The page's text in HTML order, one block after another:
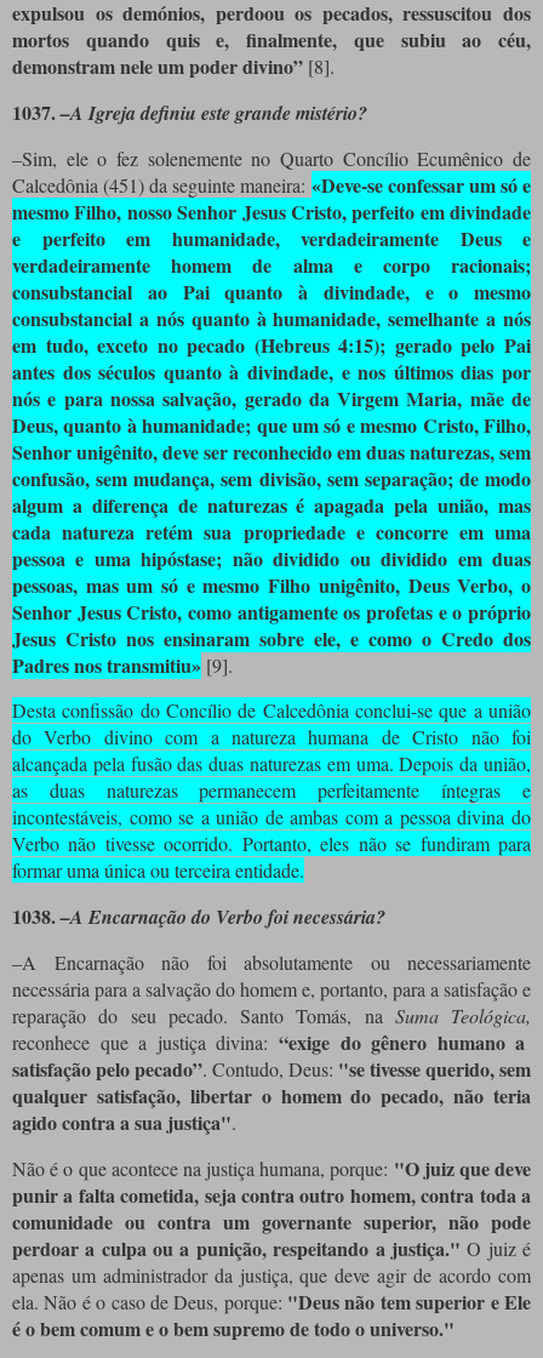
expulsou os demónios, perdoou os pecados, ressuscitou dos
mortos quando quis e, finalmente, que subiu ao céu,
demonstram nele um poder divino” [8].
1037.–A Igreja definiu este grande mistério?
–Sim, ele o fez solenemente no Quarto Concílio Ecumênico de
Calcedônia (451) da seguinte maneira: «Deve-se confessar um só e
mesmo Filho, nosso Senhor Jesus Cristo, perfeito em divindade
e perfeito em humanidade, verdadeiramente Deus e
verdadeiramente homem de alma e corpo racionais;
consubstancial ao Pai quanto à divindade, e o mesmo
consubstancial a nós quanto à humanidade, semelhante a nós
em tudo, exceto no pecado (Hebreus 4:15); gerado pelo Pai
antes dos séculos quanto à divindade, e nos últimos dias por
nós e para nossa salvação, gerado da Virgem Maria, mãe de
Deus, quanto à humanidade; que um só e mesmo Cristo, Filho,
Senhor unigênito, deve ser reconhecido em duas naturezas, sem
confusão, sem mudança, sem divisão, sem separação; de modo
algum a diferença de naturezas é apagada pela união, mas
cada natureza retém sua propriedade e concorre em uma
pessoa e uma hipóstase; não dividido ou dividido em duas
pessoas, mas um só e mesmo Filho unigênito, Deus Verbo, o
Senhor Jesus Cristo, como antigamente os profetas e o próprio
Jesus Cristo nos ensinaram sobre ele, e como o Credo dos
Padres nos transmitiu» [9].
Desta confissão do Concílio de Calcedônia conclui-se que a união
do Verbo divino com a natureza humana de Cristo não foi
alcançada pela fusão das duas naturezas em uma. Depois da união,
as duas naturezas permanecem perfeitamente íntegras e
incontestáveis, como se a união de ambas com a pessoa divina do
Verbo não tivesse ocorrido. Portanto, eles não se fundiram para
formar uma única ou terceira entidade.
1038.–A Encarnação do Verbo foi necessária?
–A Encarnação não foi absolutamente ou necessariamente
necessária para a salvação do homem e, portanto, para a satisfação e
reparação do seu pecado. Santo Tomás, na Suma Teológica,
reconhece que a justiça divina: “exige do gênero humano a
satisfação pelo pecado”. Contudo, Deus: "se tivesse querido, sem
qualquer satisfação, libertar o homem do pecado, não teria
agido contra a sua justiça".
Não é o que acontece na justiça humana, porque: "O juiz que deve
punir a falta cometida, seja contra outro homem, contra toda a
comunidade ou contra um governante superior, não pode
perdoar a culpa ou a punição, respeitando a justiça." O juiz é
apenas um administrador da justiça, que deve agir de acordo com
ela. Não é o caso de Deus, porque: "Deus não tem superior e Ele
é o bem comum e o bem supremo de todo o universo."